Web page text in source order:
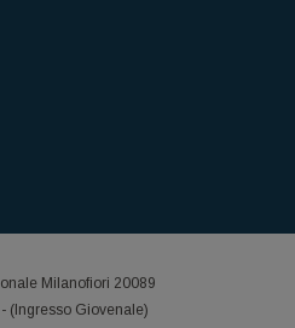
Milanofiori 20089
(Ingresso Giovenale)